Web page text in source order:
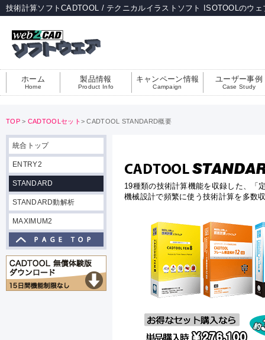
技術計算ソフトCADTOOL / テクニカルイラストソフト ISOTOOLのウェ
ホーム
Home
製品情報
Product Info
キャンペーン情報
Campaign
ユーザー事例
Case Study
TOP > CADTOOLセット> CADTOOL STANDARD概要
統合トップ
ENTRY2
STANDARD
STANDARD動解析
MAXIMUM2
19種類の技術計算機能を収録した、「
機械設計で頻繁に使う技術計算を多数